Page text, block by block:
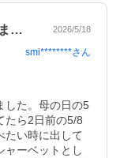
母の日のプレゼントでとても喜ばれました。 2026/5/18
smi********さん
した。母の日の5
たら2日前の5/8
たい時に出して
ャーベットとし